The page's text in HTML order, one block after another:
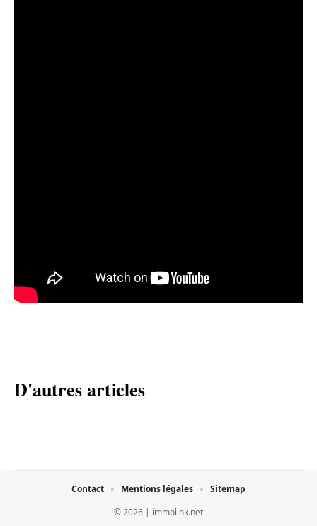
D'autres articles
© 2026 | immolink.net
Contact Mentions légales Sitemap